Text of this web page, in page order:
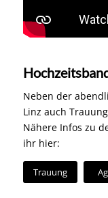
Neben der
Linz auch
Nähere Infos zu
ihr hier:
Trauung